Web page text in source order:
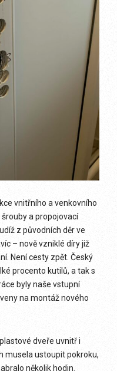
vnitřního a venkovního
a propojovací
z původních děr ve
– nově vzniklé díry již
Není cesty zpět. Český
procento kutilů, a tak s
byly naše vstupní
na montáž nového
dveře uvnitř i
musela ustoupit pokroku,
několik hodin.